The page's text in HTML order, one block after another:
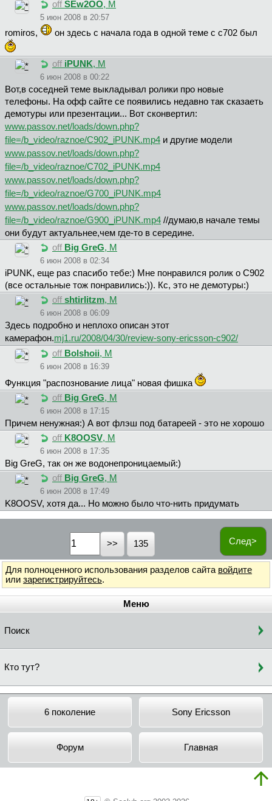
off SEw2OO, М
5 июн 2008 в 20:57
romiros, он здесь с начала года в одной теме с с702 был
off iPUNK, М
6 июн 2008 в 00:22
Вот,в соседней теме выкладывал ролики про новые
телефоны. На офф сайте се появились недавно так сказаеть
демотуры или презентации... Вот сконвертил:
www.passov.net/loads/down.php?
file=/b_video/raznoe/C902_iPUNK.mp4 и другие модели
www.passov.net/loads/down.php?
file=/b_video/raznoe/C702_iPUNK.mp4
www.passov.net/loads/down.php?
file=/b_video/raznoe/G700_iPUNK.mp4
www.passov.net/loads/down.php?
file=/b_video/raznoe/G900_iPUNK.mp4 //думаю,в начале темы
они будут актуальнее,чем где-то в середине.
off Big GreG, М
6 июн 2008 в 02:34
iPUNK, еще раз спасибо тебе:) Мне понравился ролик о С902
(все остальные тож понравились:)). Кс, это не демотуры:)
off shtirlitzm, М
6 июн 2008 в 06:09
Здесь подробно и неплохо описан этот
камерафон.mj1.ru/2008/04/30/review-sony-ericsson-c902/
off Bolshoii, М
6 июн 2008 в 16:39
Функция "распознование лица" новая фишка
off Big GreG, М
6 июн 2008 в 17:15
Причем ненужная:) А вот флэш под батареей - это не хорошо
off K8OOSV, М
6 июн 2008 в 17:35
Big GreG, так он же водонепроницаемый:)
off Big GreG, М
6 июн 2008 в 17:49
K8OOSV, хотя да... Но можно было что-нить придумать
След>
135
Для полноценного использования разделов сайта войдите
или зарегистрируйтесь.
Меню
Поиск
Кто тут?
6 поколение Sony Ericsson
Форум Главная